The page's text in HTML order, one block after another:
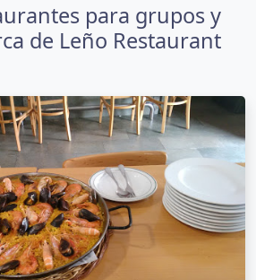
para grupos y
de Leño Restaurant